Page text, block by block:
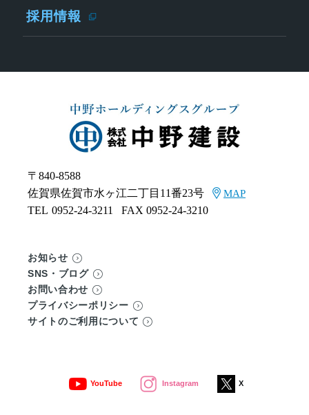
採用情報
〒840-8588
佐賀県佐賀市水ヶ江二丁目11番23号
MAP
TEL 0952-24-3211 FAX 0952-24-3210
お知らせ
SNS・ブログ
お問い合わせ
プライバシーポリシー
サイトのご利用について
YouTube Instagram X